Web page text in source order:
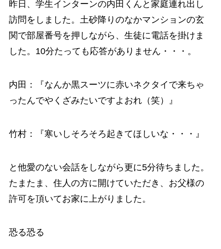
昨日、学生インターンの内田くんと家庭連れ出し
訪問をしました。土砂降りのなかマンションの玄
関で部屋番号を押しながら、生徒に電話を掛けま
した。10分たっても応答がありません・・・。
内田：『なんか黒スーツに赤いネクタイで来ちゃ
ったんでやくざみたいですよおれ（笑）』
竹村：『寒いしそろそろ起きてほしいな・・・』
と他愛のない会話をしながら更に5分待ちました。
たまたま、住人の方に開けていただき、お父様の
許可を頂いてお家に上がりました。
恐る恐る